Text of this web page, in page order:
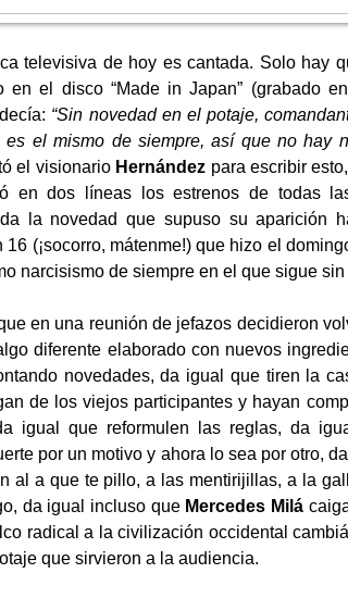
televisiva de hoy es cantada. Solo hay
en el disco “Made in Japan” (grabado
“Sin novedad en el potaje,
es el mismo de siempre, así que no hay
el visionario Hernández para escribir
en dos líneas los estrenos de todas
la novedad que supuso su aparición
16 (¡socorro, mátenme!) que hizo el
narcisismo de siempre en el que sigue
en una reunión de jefazos decidieron
diferente elaborado con nuevos
novedades, da igual que tiren la
de los viejos participantes y hayan
igual que reformulen las reglas, da
por un motivo y ahora lo sea por otro,
al a que te pillo, a las mentirijillas, a la
da igual incluso que Mercedes Milá
radical a la civilización occidental
que sirvieron a la audiencia.